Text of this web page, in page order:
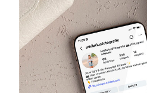
heb jij
marketingfunnel.
Waarom is hij